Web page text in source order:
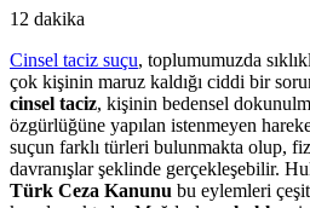
12 dakika
Cinsel taciz suçu, toplumumuzda
çok kişinin maruz kaldığı ciddi bir
cinsel taciz, kişinin bedensel
özgürlüğüne yapılan istenmeyen
suçun farklı türleri bulunmakta olup,
davranışlar şeklinde gerçekleşebilir.
Türk Ceza Kanunu bu eylemleri